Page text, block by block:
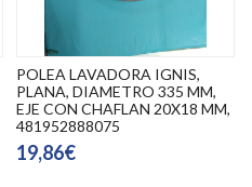
POLEA LAVADORA IGNIS,
PLANA, DIAMETRO 335 MM,
EJE CON CHAFLAN 20X18 MM,
481952888075
19,86€